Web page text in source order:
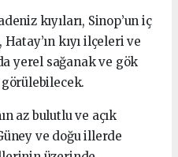
kıyıları, Sinop’un iç
kıyı ilçeleri ve
yerel sağanak ve gök
az bulutlu ve açık
ve doğu illerde